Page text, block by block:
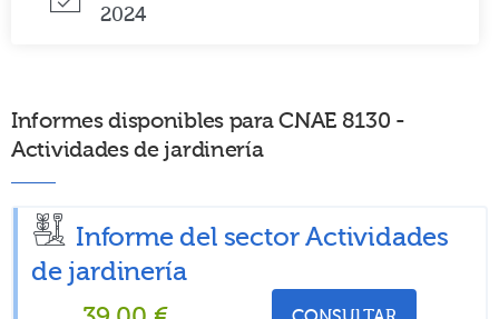
2024
Informes disponibles para CNAE 8130 -
Actividades de jardinería
Informe del sector Actividades
de jardinería